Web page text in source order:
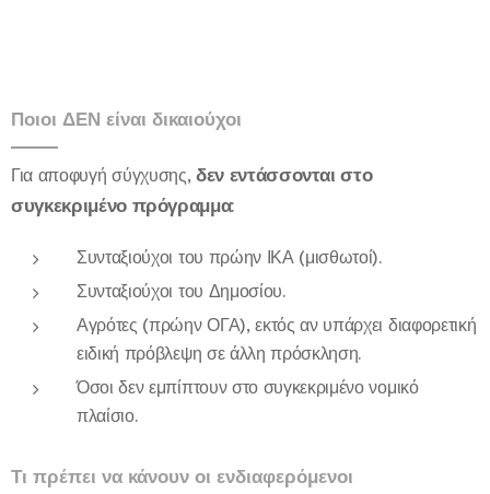
Ποιοι ΔΕΝ είναι δικαιούχοι
Για αποφυγή σύγχυσης, δεν εντάσσονται στο
συγκεκριμένο πρόγραμμα:
Συνταξιούχοι του πρώην ΙΚΑ (μισθωτοί).
Συνταξιούχοι του Δημοσίου.
Αγρότες (πρώην ΟΓΑ), εκτός αν υπάρχει διαφορετική
ειδική πρόβλεψη σε άλλη πρόσκληση.
Όσοι δεν εμπίπτουν στο συγκεκριμένο νομικό
πλαίσιο.
Τι πρέπει να κάνουν οι ενδιαφερόμενοι